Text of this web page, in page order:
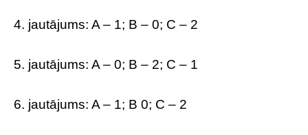
4. jautājums: A – 1; B – 0; C – 2
5. jautājums: A – 0; B – 2; C – 1
6. jautājums: A – 1; B 0; C – 2